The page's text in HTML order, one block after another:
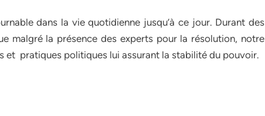
dans la vie quotidienne jusqu’à ce jour. Durant des
malgré la présence des experts pour la résolution, notre
et pratiques politiques lui assurant la stabilité du pouvoir.